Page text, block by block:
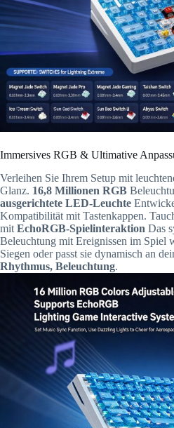
Immersives RGB & Ultimative
Verleihen Sie Ihrem Setup mit
Glanz. 16,8 Millionen RGB
ausgerichtete LED-Leuchte
Kompatibilität mit Tastenkappen.
mit EchoRGB-Spielinteraktion Das
Beleuchtung mit Ereignissen im Spiel
Siegen oder passt sie dynamisch an
Rhythmus, Beleuchtung.